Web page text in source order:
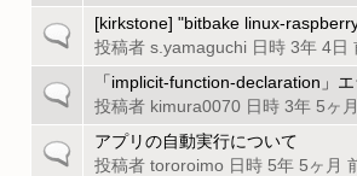
ピ
ッ
の
ト
ピ
ッ
一
の
ト
ピ
ッ
[kirkstone] "bitbake linux-
投稿者 s.yamaguchi 日時 3年 4日
一
の
ト
「implicit-function-declaration」
投稿者 kimura0070 日時 3年 5ヶ
一
アプリの自動実行について
投稿者 tororoimo 日時 5年 5ヶ月